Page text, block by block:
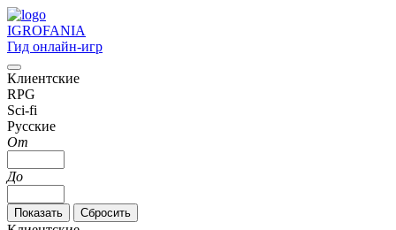
IGROFANIA
Гид онлайн-игр
Клиентские
RPG
Sci-fi
Русские
От
До